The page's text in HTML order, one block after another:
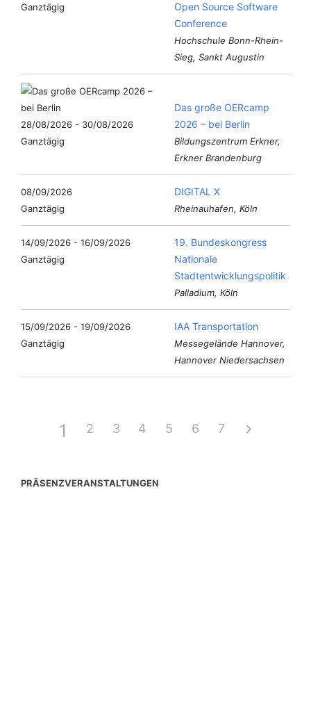
Ganztägig
Open Source Software
Conference
Hochschule Bonn-Rhein-
Sieg, Sankt Augustin
28/08/2026 - 30/08/2026
Ganztägig
Das große OERcamp
2026 – bei Berlin
Bildungszentrum Erkner,
Erkner Brandenburg
08/09/2026
Ganztägig
DIGITAL X
Rheinauhafen, Köln
14/09/2026 - 16/09/2026
Ganztägig
19. Bundeskongress
Nationale
Stadtentwicklungspolitik
Palladium, Köln
15/09/2026 - 19/09/2026
Ganztägig
IAA Transportation
Messegelände Hannover,
Hannover Niedersachsen
1 2 3 4 5 6 7
PRÄSENZVERANSTALTUNGEN